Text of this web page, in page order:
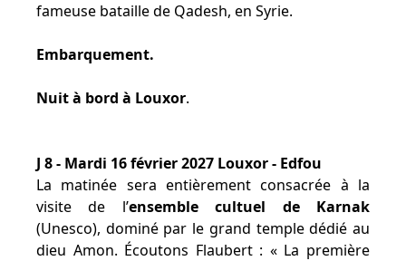
fameuse bataille de Qadesh, en Syrie.
Embarquement.
Nuit à bord à Louxor.
J 8 - Mardi 16 février 2027 Louxor - Edfou
La matinée sera entièrement consacrée à la
visite de l’ensemble cultuel de Karnak
(Unesco), dominé par le grand temple dédié au
dieu Amon. Écoutons Flaubert : « La première